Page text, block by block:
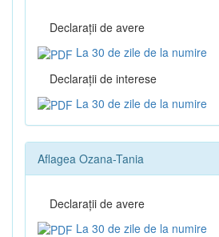
Declaraţii de avere
La 30 de zile de la numire
Declaraţii de interese
La 30 de zile de la numire
Aflagea Ozana-Tania
Declaraţii de avere
La 30 de zile de la numire